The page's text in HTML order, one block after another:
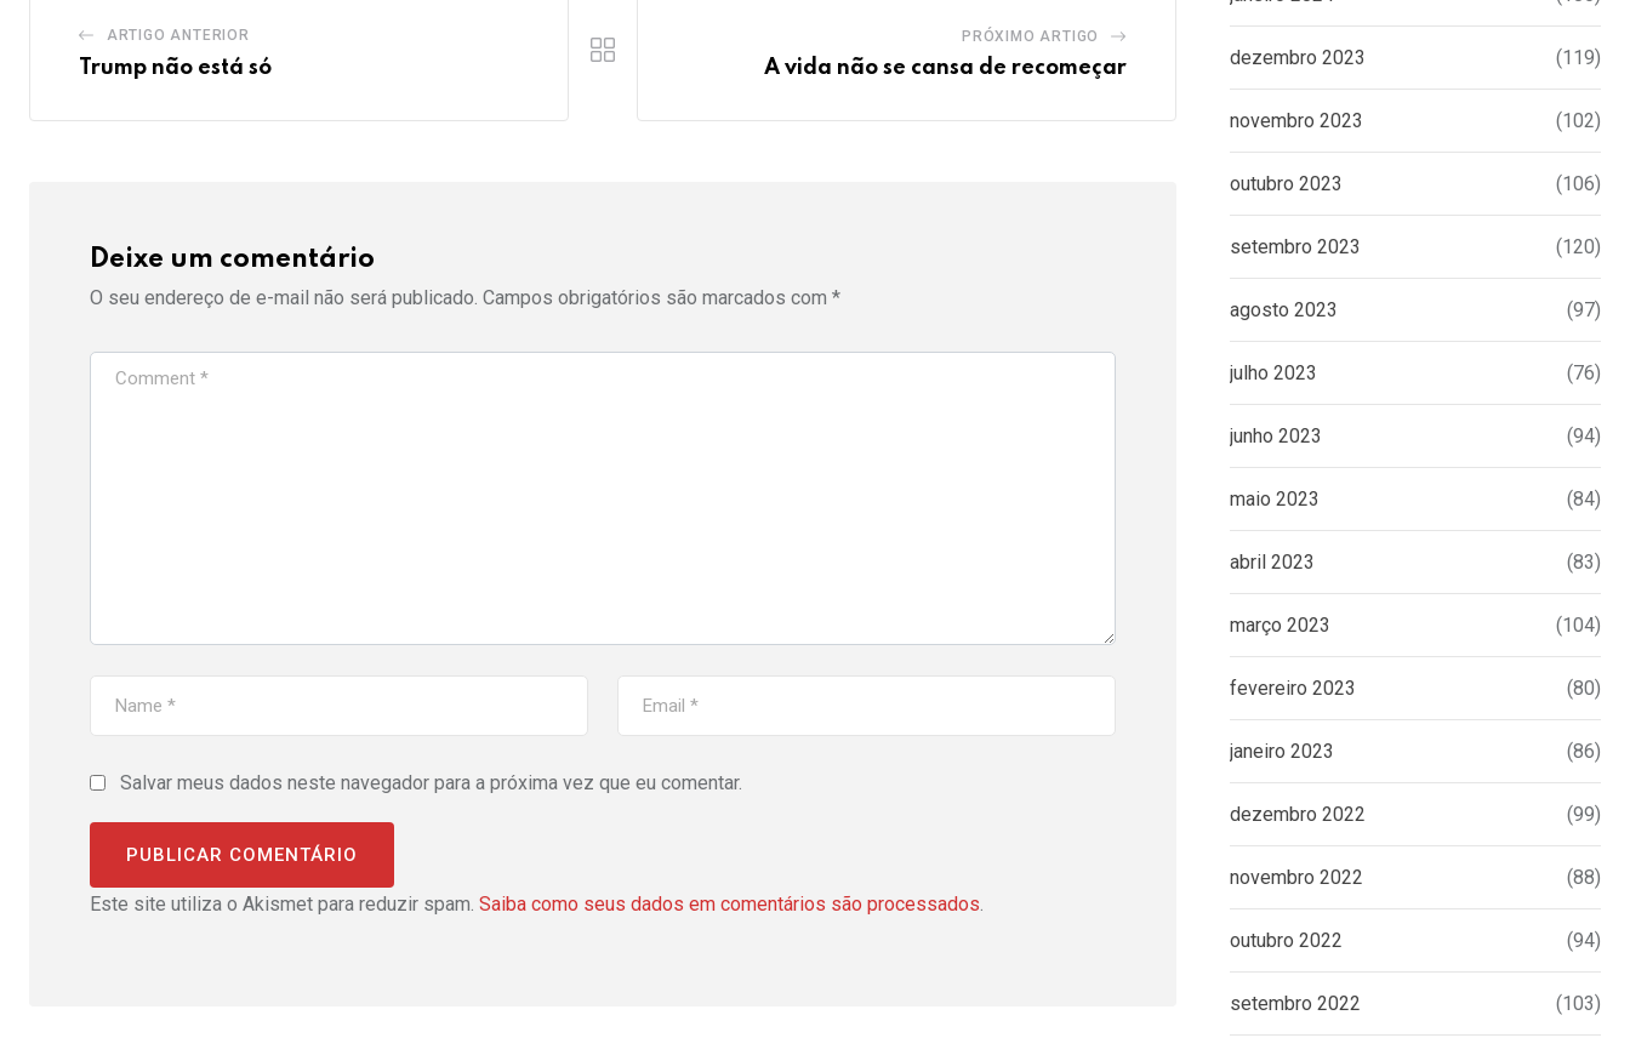
ARTIGO ANTERIOR
Trump não está só
PRÓXIMO ARTIGO
A vida não se cansa de recomeçar
Deixe um comentário
O seu endereço de e-mail não será publicado. Campos obrigatórios são marcados com *
Salvar meus dados neste navegador para a próxima vez que eu comentar.
Este site utiliza o Akismet para reduzir spam. Saiba como seus dados em comentários são processados.
dezembro 2023 (119)
novembro 2023 (102)
outubro 2023 (106)
setembro 2023 (120)
agosto 2023 (97)
julho 2023 (76)
junho 2023 (94)
maio 2023 (84)
abril 2023 (83)
março 2023 (104)
fevereiro 2023 (80)
janeiro 2023 (86)
dezembro 2022 (99)
novembro 2022 (88)
outubro 2022 (94)
setembro 2022 (103)